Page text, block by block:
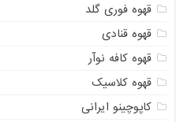
قهوه فوری گلد
قهوه قنادی
قهوه کافه نوآر
قهوه کلاسیک
کاپوچینو ایرانی